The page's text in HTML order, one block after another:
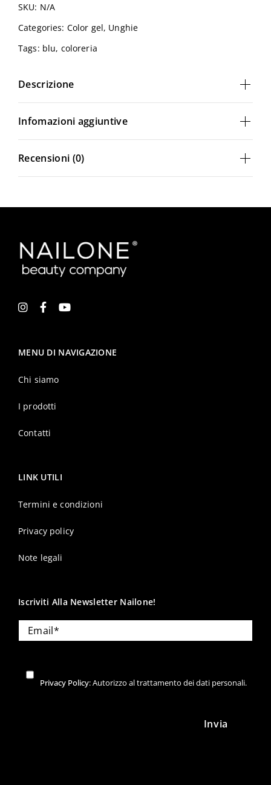
SKU: N/A
Categories: Color gel, Unghie
Tags: blu, coloreria
Descrizione
Infomazioni aggiuntive
Recensioni (0)
MENU DI NAVIGAZIONE
Chi siamo
I prodotti
Contatti
LINK UTILI
Termini e condizioni
Privacy policy
Note legali
Iscriviti Alla Newsletter Nailone!
Privacy Policy: Autorizzo al trattamento dei dati personali.